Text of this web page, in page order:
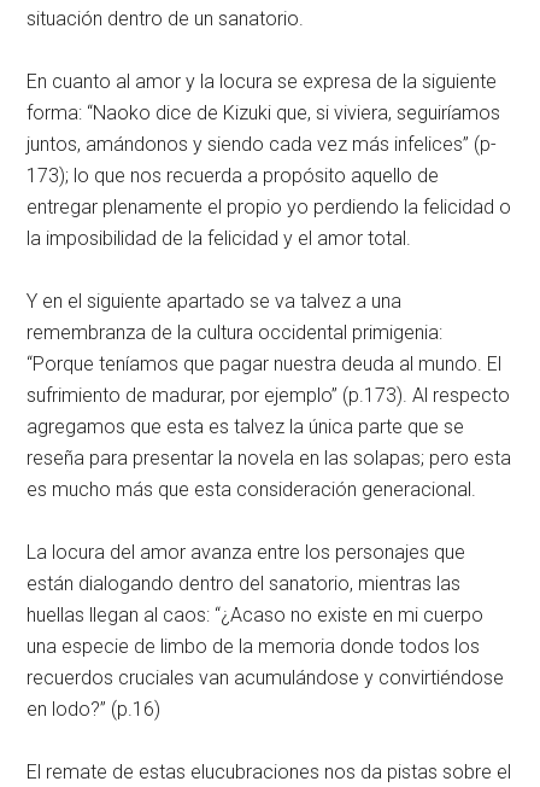
situación dentro de un sanatorio.
En cuanto al amor y la locura se expresa de la siguiente
forma: “Naoko dice de Kizuki que, si viviera, seguiríamos
juntos, amándonos y siendo cada vez más infelices” (p-
173); lo que nos recuerda a propósito aquello de
entregar plenamente el propio yo perdiendo la felicidad o
la imposibilidad de la felicidad y el amor total.
Y en el siguiente apartado se va talvez a una
remembranza de la cultura occidental primigenia:
“Porque teníamos que pagar nuestra deuda al mundo. El
sufrimiento de madurar, por ejemplo” (p.173). Al respecto
agregamos que esta es talvez la única parte que se
reseña para presentar la novela en las solapas; pero esta
es mucho más que esta consideración generacional.
La locura del amor avanza entre los personajes que
están dialogando dentro del sanatorio, mientras las
huellas llegan al caos: “¿Acaso no existe en mi cuerpo
una especie de limbo de la memoria donde todos los
recuerdos cruciales van acumulándose y convirtiéndose
en lodo?” (p.16)
El remate de estas elucubraciones nos da pistas sobre el